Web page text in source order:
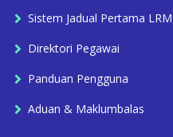
Sistem Jadual Pertama
Direktori Pegawai
Panduan Pengguna
Aduan & Maklumbalas